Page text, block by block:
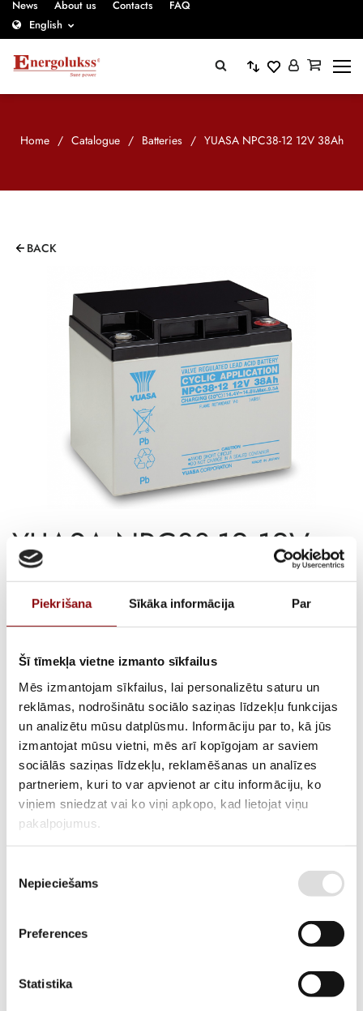
Piekrišana Sīkāka informācija Par
Šī tīmekļa vietne izmanto sīkfailus
Mēs izmantojam sīkfailus, lai personalizētu saturu un
reklāmas, nodrošinātu sociālo saziņas līdzekļu funkcijas
un analizētu mūsu datplūsmu. Informāciju par to, kā jūs
izmantojat mūsu vietni, mēs arī kopīgojam ar saviem
sociālās saziņas līdzekļu, reklamēšanas un analīzes
partneriem, kuri to var apvienot ar citu informāciju, ko
viņiem sniedzat vai ko viņi apkopo, kad lietojat viņu
pakalpojumus.
izvēle
Nepieciešams
Preferences
Statistika
News About us Contacts
FAQ
English
Home / Catalogue / Batteries / YUASA NPC38-12 12V 38Ah
BACK
YUASA NPC38-12 12V
38Ah
€131,60
Incl. VAT
AVAILABILITY
SKU 15154553
MANUFACTURER CODE
DELIVERY TIME IF THE PRODUCT
IS NOT IN STOCK IN RIGA
3-6 weeks
DESCRIPTION
placed horizontally (on their sides) for operation. The operational
ADD TO CART